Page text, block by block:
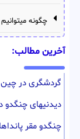
چگونه
آخرین مطالب:
گردشگری در چین
دیدنیهای چنگدو
چنگدو مقر